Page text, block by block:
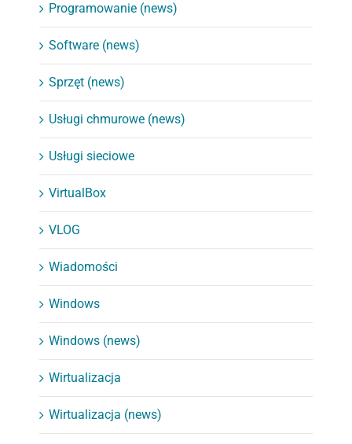
Programowanie (news)
Software (news)
Sprzęt (news)
Usługi chmurowe (news)
Usługi sieciowe
VirtualBox
VLOG
Wiadomości
Windows
Windows (news)
Wirtualizacja
Wirtualizacja (news)